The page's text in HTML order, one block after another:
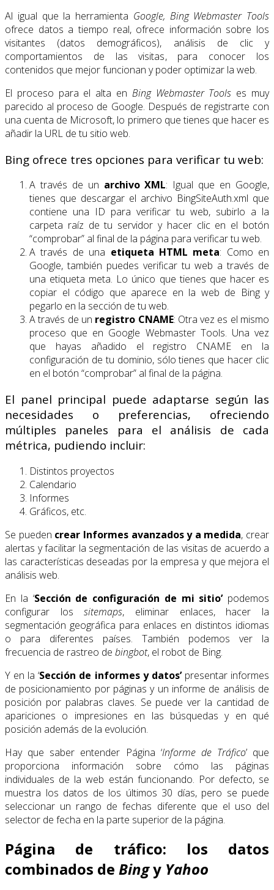
Al igual que la herramienta Google, Bing Webmaster Tools
ofrece datos a tiempo real, ofrece información sobre los
visitantes (datos demográficos), análisis de clic y
comportamientos de las visitas, para conocer los
contenidos que mejor funcionan y poder optimizar la web.
El proceso para el alta en Bing Webmaster Tools es muy
parecido al proceso de Google. Después de registrarte con
una cuenta de Microsoft, lo primero que tienes que hacer es
añadir la URL de tu sitio web.
Bing ofrece tres opciones para verificar tu web:
A través de un archivo XML: Igual que en Google,
tienes que descargar el archivo BingSiteAuth.xml que
contiene una ID para verificar tu web, subirlo a la
carpeta raíz de tu servidor y hacer clic en el botón
“comprobar” al final de la página para verificar tu web.
A través de una etiqueta HTML meta: Como en
Google, también puedes verificar tu web a través de
una etiqueta meta. Lo único que tienes que hacer es
copiar el código que aparece en la web de Bing y
pegarlo en la sección de tu web.
A través de un registro CNAME: Otra vez es el mismo
proceso que en Google Webmaster Tools. Una vez
que hayas añadido el registro CNAME en la
configuración de tu dominio, sólo tienes que hacer clic
en el botón “comprobar” al final de la página.
El panel principal puede adaptarse según las
necesidades o preferencias, ofreciendo
múltiples paneles para el análisis de cada
métrica, pudiendo incluir:
Distintos proyectos
Calendario
Informes
Gráficos, etc.
Se pueden crear Informes avanzados y a medida, crear
alertas y facilitar la segmentación de las visitas de acuerdo a
las características deseadas por la empresa y que mejora el
análisis web.
En la ‘Sección de configuración de mi sitio’podemos
configurar lossitemaps, eliminar enlaces, hacer la
segmentación geográfica para enlaces en distintos idiomas
o para diferentes países. También podemos ver la
frecuencia de rastreo de bingbot, el robot de Bing.
Y en la ‘Sección de informes y datos’presentar informes
de posicionamiento por páginas y un informe de análisis de
posición por palabras claves. Se puede ver la cantidad de
apariciones o impresiones en las búsquedas y en qué
posición además de la evolución.
Hay que saber entender Página ‘Informe de Tráfico’ que
proporciona información sobre cómo las páginas
individuales de la web están funcionando. Por defecto, se
muestra los datos de los últimos 30 días, pero se puede
seleccionar un rango de fechas diferente que el uso del
selector de fecha en la parte superior de la página.
Página de tráfico: los datos
combinados de Bingy Yahoo